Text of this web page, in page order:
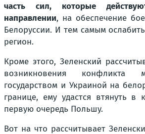
часть сил, которые
направлении, на обеспечение
Белоруссии. И тем самым
регион.
Кроме этого, Зеленский
возникновения конфликта
государством и Украиной на
границе, ему удастся втянуть
первую очередь Польшу.
Вот на что рассчитывает